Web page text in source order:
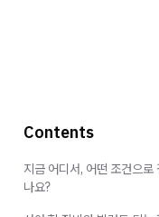
Contents
지금 어디서, 어떤 조건으로
나요?